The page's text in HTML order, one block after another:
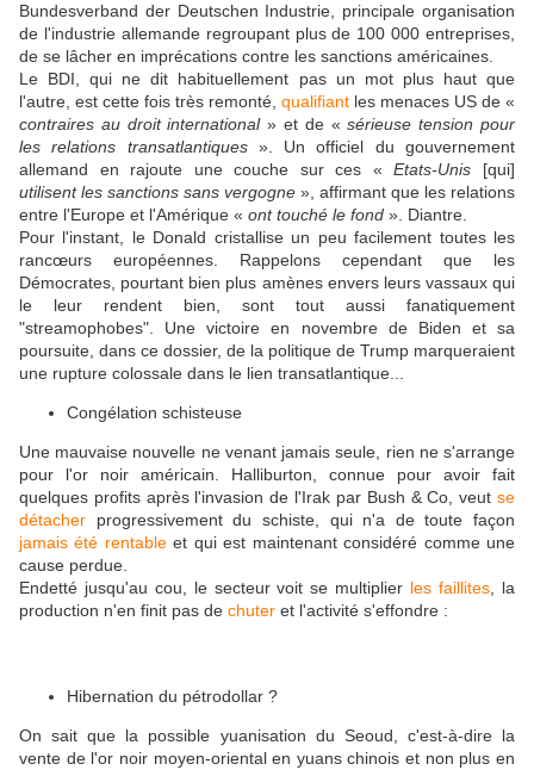
Bundesverband der Deutschen Industrie, principale organisation
de l'industrie allemande regroupant plus de 100 000 entreprises,
de se lâcher en imprécations contre les sanctions américaines.
Le BDI, qui ne dit habituellement pas un mot plus haut que
l'autre, est cette fois très remonté, qualifiant les menaces US de «
contraires au droit international» et de «sérieuse tension pour
les relations transatlantiques». Un officiel du gouvernement
allemand en rajoute une couche sur ces «Etats-Unis [qui]
utilisent les sanctions sans vergogne », affirmant que les relations
entre l'Europe et l'Amérique « ont touché le fond ». Diantre.
Pour l'instant, le Donald cristallise un peu facilement toutes les
rancœurs européennes. Rappelons cependant que les
Démocrates, pourtant bien plus amènes envers leurs vassaux qui
le leur rendent bien, sont tout aussi fanatiquement
"streamophobes". Une victoire en novembre de Biden et sa
poursuite, dans ce dossier, de la politique de Trump marqueraient
une rupture colossale dans le lien transatlantique...
Congélation schisteuse
Une mauvaise nouvelle ne venant jamais seule, rien ne s'arrange
pour l'or noir américain. Halliburton, connue pour avoir fait
quelques profits après l'invasion de l'Irak par Bush & Co, veut se
détacher progressivement du schiste, qui n'a de toute façon
jamais été rentableet qui est maintenant considéré comme une
cause perdue.
Endetté jusqu'au cou, le secteur voit se multiplier les faillites , la
production n'en finit pas de chuter et l'activité s'effondre :
Hibernation du pétrodollar ?
On sait que la possible yuanisation du Seoud, c'est-à-dire la
vente de l'or noir moyen-oriental en yuans chinois et non plus en